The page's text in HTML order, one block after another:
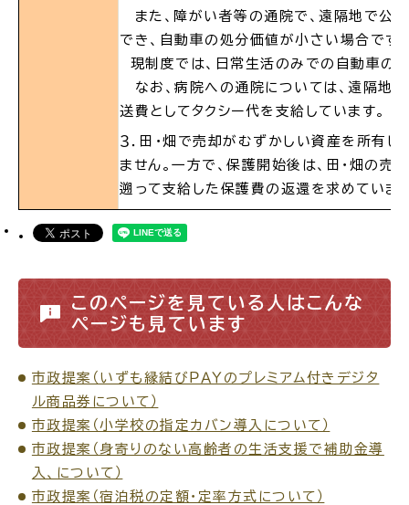
高齢者・介護 病気・ケガ
おくやみ
目的から 探す
届出・手続・申請 税金
また、障がい者等の通院で、遠隔地で公
でき、自動車の処分価値が小さい場合です。
現制度では、日常生活のみでの自動車の
なお、病院への通院については、遠隔地
送費としてタクシー代を支給しています。
３．田・畑で売却がむずかしい資産を所有
ません。一方で、保護開始後は、田・畑の
遡って支給した保護費の返還を求めていま
このページを見ている人はこんな
ページも見ています
市政提案（いずも縁結びＰＡＹのプレミアム付きデジタ
ル商品券について）
市政提案（小学校の指定カバン導入について）
市政提案（身寄りのない高齢者の生活支援で補助金導
入、について）
市政提案（宿泊税の定額・定率方式について）